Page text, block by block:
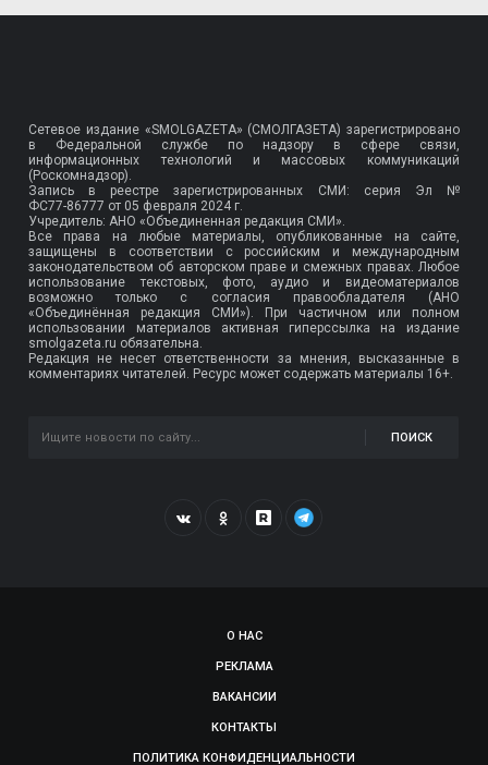
Сетевое издание «SMOLGAZETA» (СМОЛГАЗЕТА) зарегистрировано
в Федеральной службе по надзору в сфере связи,
информационных технологий и массовых коммуникаций
(Роскомнадзор).
Запись в реестре зарегистрированных СМИ: серия Эл №
ФС77-86777 от 05 февраля 2024 г.
Учредитель: АНО «Объединенная редакция СМИ».
Все права на любые материалы, опубликованные на сайте,
защищены в соответствии с российским и международным
законодательством об авторском праве и смежных правах. Любое
использование текстовых, фото, аудио и видеоматериалов
возможно только с согласия правообладателя (АНО
«Объединённая редакция СМИ»). При частичном или полном
использовании материалов активная гиперссылка на издание
smolgazeta.ru обязательна.
Редакция не несет ответственности за мнения, высказанные в
комментариях читателей. Ресурс может содержать материалы 16+.
ПОИСК
О НАС
РЕКЛАМА
ВАКАНСИИ
КОНТАКТЫ
ПОЛИТИКА КОНФИДЕНЦИАЛЬНОСТИ